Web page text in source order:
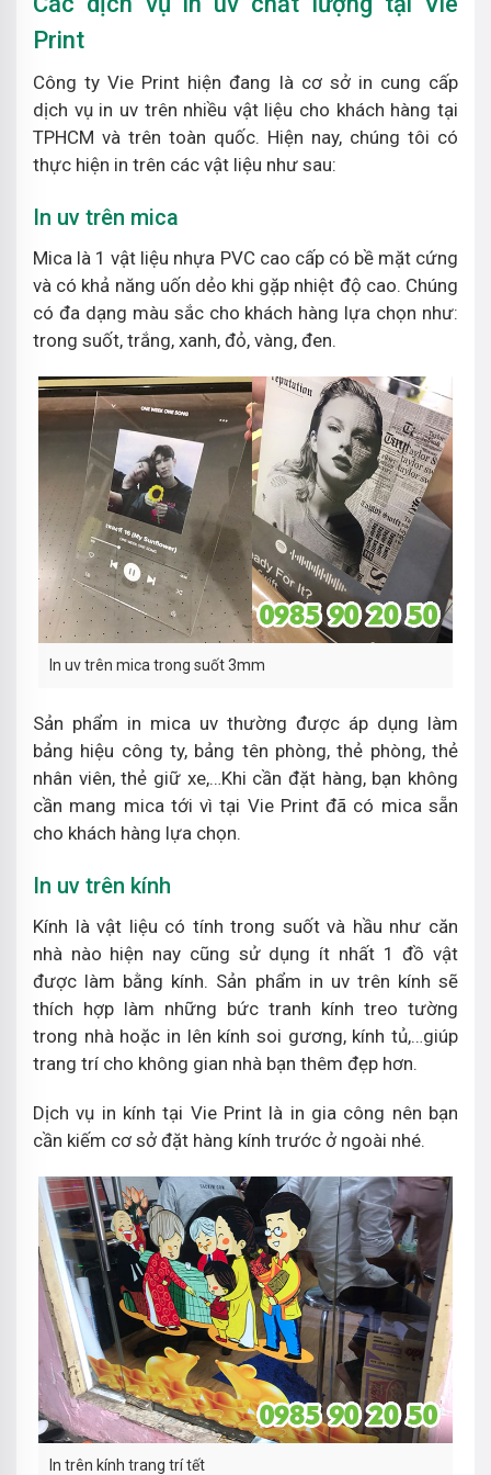
Print
Công ty Vie Print hiện đang là cơ sở in cung cấp
dịch vụ in uv trên nhiều vật liệu cho khách hàng tại
TPHCM và trên toàn quốc. Hiện nay, chúng tôi có
thực hiện in trên các vật liệu như sau:
In uv trên mica
Mica là 1 vật liệu nhựa PVC cao cấp có bề mặt cứng
và có khả năng uốn dẻo khi gặp nhiệt độ cao. Chúng
có đa dạng màu sắc cho khách hàng lựa chọn như:
trong suốt, trắng, xanh, đỏ, vàng, đen.
In uv trên mica trong suốt 3mm
Sản phẩm in mica uv thường được áp dụng làm
bảng hiệu công ty, bảng tên phòng, thẻ phòng, thẻ
nhân viên, thẻ giữ xe,…Khi cần đặt hàng, bạn không
cần mang mica tới vì tại Vie Print đã có mica sẵn
cho khách hàng lựa chọn.
In uv trên kính
Kính là vật liệu có tính trong suốt và hầu như căn
nhà nào hiện nay cũng sử dụng ít nhất 1 đồ vật
được làm bằng kính. Sản phẩm in uv trên kính sẽ
thích hợp làm những bức tranh kính treo tường
trong nhà hoặc in lên kính soi gương, kính tủ,…giúp
trang trí cho không gian nhà bạn thêm đẹp hơn.
Dịch vụ in kính tại Vie Print là in gia công nên bạn
cần kiếm cơ sở đặt hàng kính trước ở ngoài nhé.
In trên kính trang trí tết